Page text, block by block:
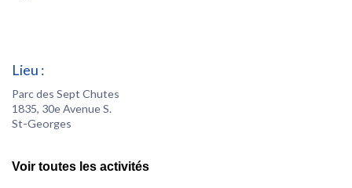
Lieu :
Parc des Sept Chutes
1835, 30e Avenue S.
St-Georges
Voir toutes les activités